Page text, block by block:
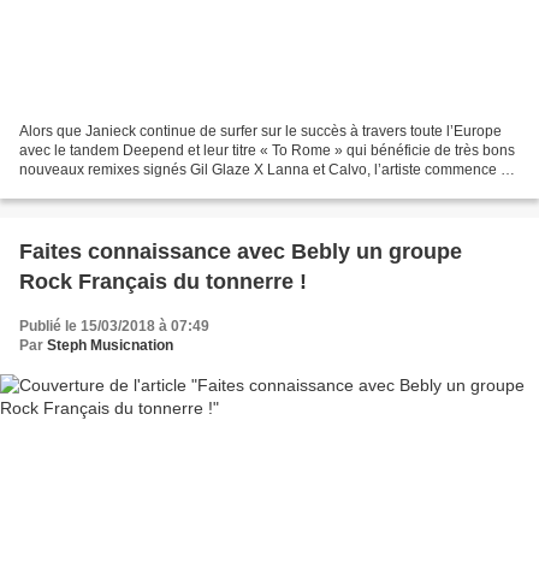
Alors que Janieck continue de surfer sur le succès à travers toute l’Europe
avec le tandem Deepend et leur titre « To Rome » qui bénéficie de très bons
nouveaux remixes signés Gil Glaze X Lanna et Calvo, l’artiste commence à
Faites connaissance avec Bebly un groupe
Rock Français du tonnerre !
Publié le 15/03/2018 à 07:49
Par Steph Musicnation